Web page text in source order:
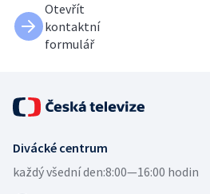
Otevřít
kontaktní
formulář
Divácké centrum
každý všední den:8:00—16:00 hodin